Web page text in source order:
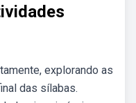
explorando as
das sílabas.